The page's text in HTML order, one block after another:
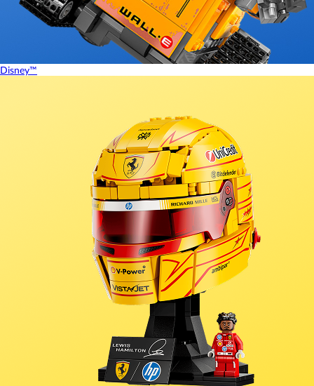
Disney™